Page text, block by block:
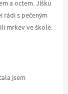
a octem. Jíšku
rádi s pečeným
mrkev ve škole.
jsem